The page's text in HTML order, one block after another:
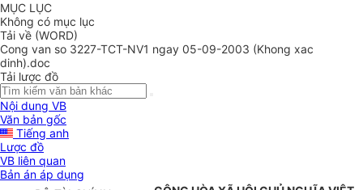
MỤC LỤC
Không có mục lục
Tải về (WORD)
Cong van so 3227-TCT-NV1 ngay 05-09-2003 (Khong xac
dinh).doc
Tải lược đồ
Nội dung VB
Văn bản gốc
Tiếng anh
Lược đồ
VB liên quan
Bản án áp dụng